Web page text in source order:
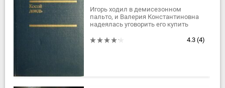
Игорь ходил в демисезонном
пальто, и Валерия Константиновна
надеялась уговорить его купить
было невозможно), а именно
4.3 (4)